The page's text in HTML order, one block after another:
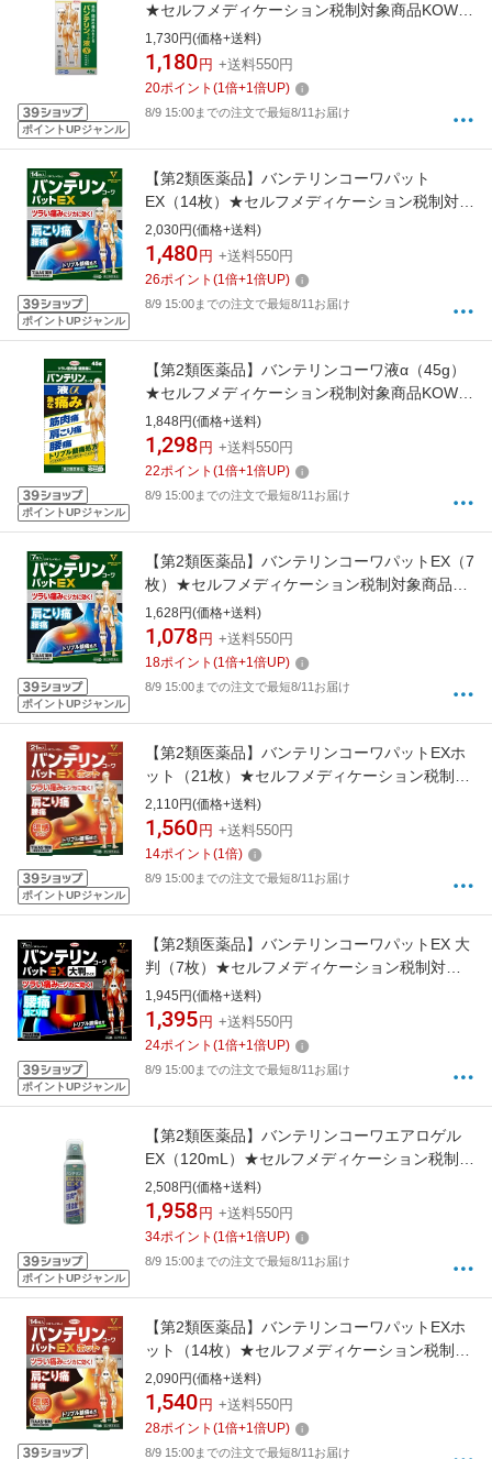
ポイントUPジャンル
★セルフメディケーション税制対象商品KOWA
｜興和
1,730円(価格+送料)
1,180 円 +送料550円
20ポイント (1倍+1倍UP)
8/9 15:00までの注文で最短8/11お届け
ポイントUPジャンル
【第2類医薬品】バンテリンコーワパット
EX（14枚）★セルフメディケーション税制対象
商品KOWA｜興和
2,030円(価格+送料)
1,480 円 +送料550円
26ポイント (1倍+1倍UP)
8/9 15:00までの注文で最短8/11お届け
ポイントUPジャンル
【第2類医薬品】バンテリンコーワ液α（45g）
★セルフメディケーション税制対象商品KOWA
｜興和
1,848円(価格+送料)
1,298 円 +送料550円
22ポイント (1倍+1倍UP)
8/9 15:00までの注文で最短8/11お届け
ポイントUPジャンル
【第2類医薬品】バンテリンコーワパットEX（7
枚）★セルフメディケーション税制対象商品
KOWA｜興和
1,628円(価格+送料)
1,078 円 +送料550円
18ポイント (1倍+1倍UP)
8/9 15:00までの注文で最短8/11お届け
ポイントUPジャンル
【第2類医薬品】バンテリンコーワパットEXホ
ット（21枚）★セルフメディケーション税制対
象商品KOWA｜興和
2,110円(価格+送料)
1,560 円 +送料550円
14ポイント (1倍)
8/9 15:00までの注文で最短8/11お届け
ポイントUPジャンル
【第2類医薬品】バンテリンコーワパットEX 大
判（7枚）★セルフメディケーション税制対象
商品KOWA｜興和
1,945円(価格+送料)
1,395 円 +送料550円
24ポイント (1倍+1倍UP)
8/9 15:00までの注文で最短8/11お届け
ポイントUPジャンル
【第2類医薬品】バンテリンコーワエアロゲル
EX（120mL）★セルフメディケーション税制対
象商品KOWA｜興和
2,508円(価格+送料)
1,958 円 +送料550円
34ポイント (1倍+1倍UP)
8/9 15:00までの注文で最短8/11お届け
【第2類医薬品】バンテリンコーワパットEXホ
ット（14枚）★セルフメディケーション税制対
象商品KOWA｜興和
2,090円(価格+送料)
1,540 円 +送料550円
28ポイント (1倍+1倍UP)
8/9 15:00までの注文で最短8/11お届け